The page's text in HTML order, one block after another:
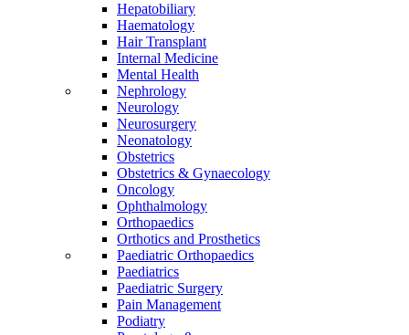
Hepatobiliary
Haematology
Hair Transplant
Internal Medicine
Mental Health
Nephrology
Neurology
Neurosurgery
Neonatology
Obstetrics
Obstetrics & Gynaecology
Oncology
Ophthalmology
Orthopaedics
Orthotics and Prosthetics
Paediatric Orthopaedics
Paediatrics
Paediatric Surgery
Pain Management
Podiatry